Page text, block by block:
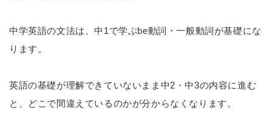
中学英語の文法は、中1で学ぶbe動詞・一般動詞が基礎にな
ります。
英語の基礎が理解できていないまま中2・中3の内容に進む
と、どこで間違えているのかが分からなくなります。